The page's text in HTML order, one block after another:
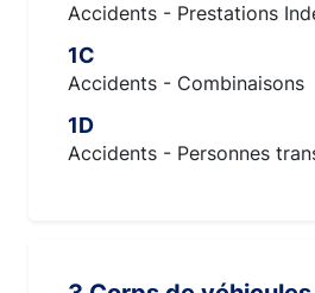
Accidents - Prestations
1C
Accidents - Combinaisons
1D
Accidents - Personnes